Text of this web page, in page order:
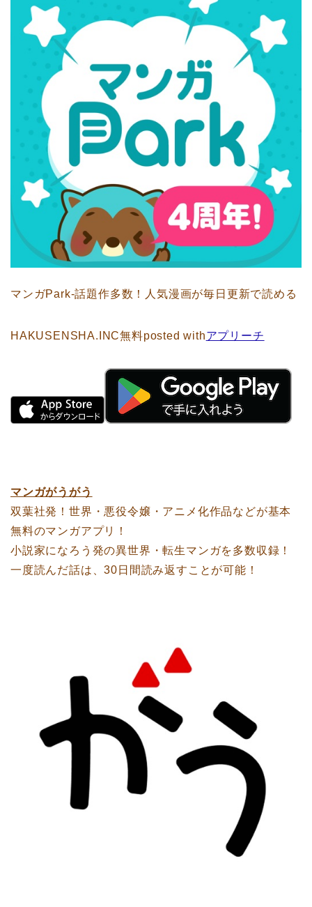
マンガPark-話題作多数！人気漫画が毎日更新で読める
HAKUSENSHA.INC無料posted withアプリーチ
マンガがうがう
双葉社発！世界・悪役令嬢・アニメ化作品などが基本
無料のマンガアプリ！
小説家になろう発の異世界・転生マンガを多数収録！
一度読んだ話は、30日間読み返すことが可能！